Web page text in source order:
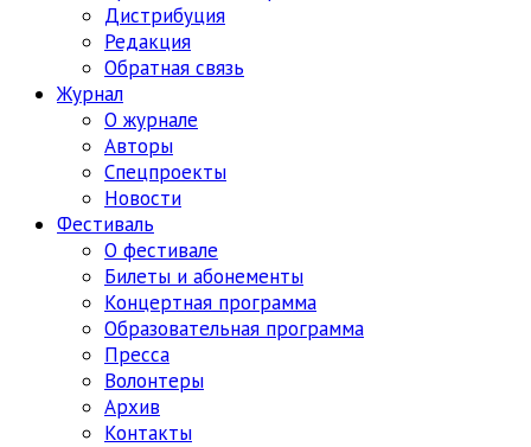
Дистрибуция
Редакция
Обратная связь
Журнал
О журнале
Авторы
Спецпроекты
Новости
Фестиваль
О фестивале
Билеты и абонементы
Концертная программа
Образовательная программа
Пресса
Волонтеры
Архив
Контакты